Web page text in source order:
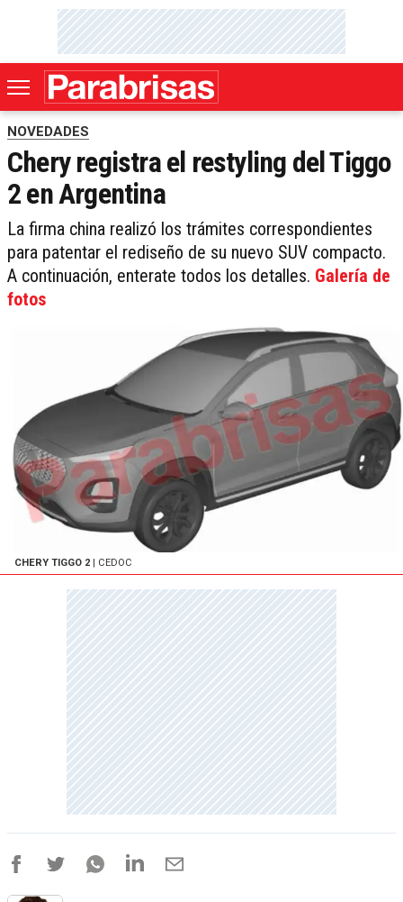
NOVEDADES
Chery registra el restyling del Tiggo
2 en Argentina
La firma china realizó los trámites correspondientes
para patentar el rediseño de su nuevo SUV compacto.
A continuación, enterate todos los detalles. Galería de
fotos
CHERY TIGGO 2 | CEDOC